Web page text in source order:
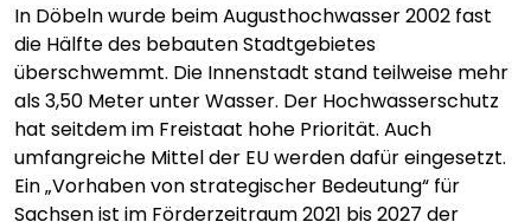
In Döbeln wurde beim Augusthochwasser 2002 fast
die Hälfte des bebauten Stadtgebietes
überschwemmt. Die Innenstadt stand teilweise mehr
als 3,50 Meter unter Wasser. Der Hochwasserschutz
hat seitdem im Freistaat hohe Priorität. Auch
umfangreiche Mittel der EU werden dafür eingesetzt.
Ein „Vorhaben von strategischer Bedeutung“ für
Sachsen ist im Förderzeitraum 2021 bis 2027 der